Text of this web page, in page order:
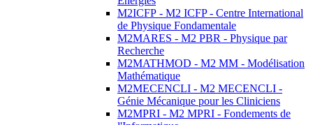
M2ICFP - M2 ICFP - Centre International
de Physique Fondamentale
M2MARES - M2 PBR - Physique par
Recherche
M2MATHMOD - M2 MM - Modélisation
Mathématique
M2MECENCLI - M2 MECENCLI -
Génie Mécanique pour les Cliniciens
M2MPRI - M2 MPRI - Fondements de